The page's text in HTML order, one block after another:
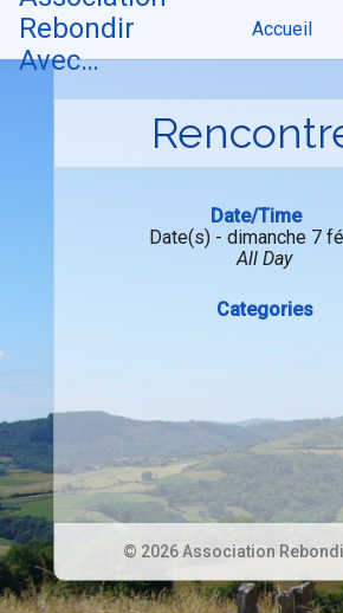
Skip
content
Rebondir
Avec…
Accueil
Date/Time
Date(s) - dimanche 7
All Day
Categories
© 2026 Association